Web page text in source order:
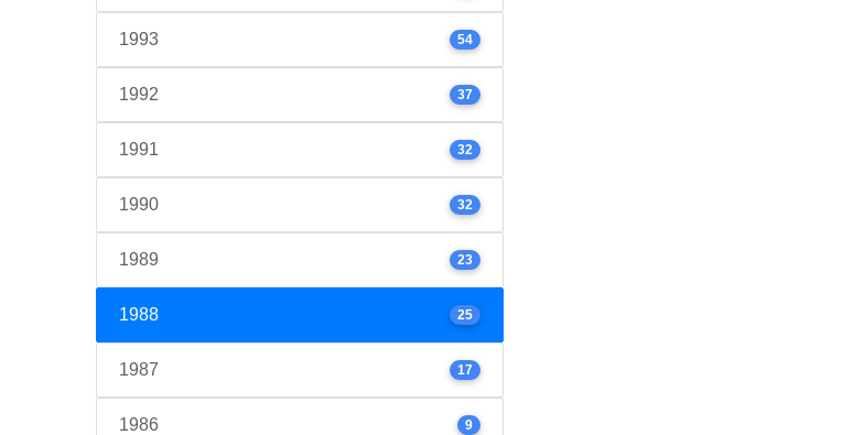
1993 54
1992 37
1991 32
1990 32
1989 23
1988 25
1987 17
1986 9